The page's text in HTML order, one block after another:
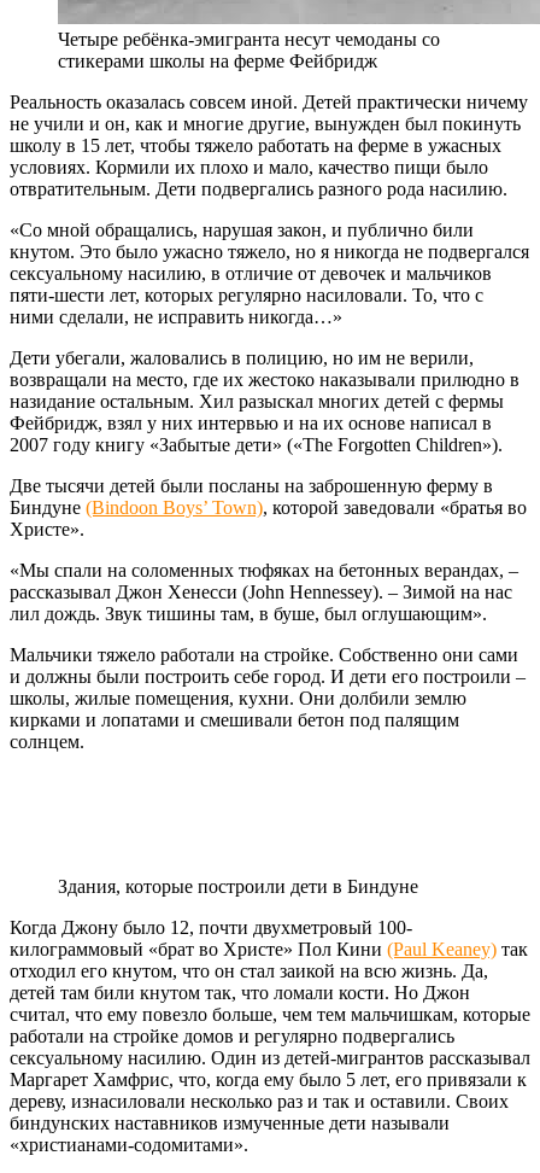
Четыре ребёнка-эмигранта несут чемоданы со
стикерами школы на ферме Фейбридж
Реальность оказалась совсем иной. Детей практически ничему
не учили и он, как и многие другие, вынужден был покинуть
школу в 15 лет, чтобы тяжело работать на ферме в ужасных
условиях. Кормили их плохо и мало, качество пищи было
отвратительным. Дети подвергались разного рода насилию.
«Со мной обращались, нарушая закон, и публично били
кнутом. Это было ужасно тяжело, но я никогда не подвергался
сексуальному насилию, в отличие от девочек и мальчиков
пяти-шести лет, которых регулярно насиловали. То, что с
ними сделали, не исправить никогда…»
Дети убегали, жаловались в полицию, но им не верили,
возвращали на место, где их жестоко наказывали прилюдно в
назидание остальным. Хил разыскал многих детей с фермы
Фейбридж, взял у них интервью и на их основе написал в
2007 году книгу «Забытые дети» («The Forgotten Children»).
Две тысячи детей были посланы на заброшенную ферму в
Биндуне (Bindoon Boys’ Town), которой заведовали «братья во
Христе».
«Мы спали на соломенных тюфяках на бетонных верандах, –
рассказывал Джон Хенесси (John Hennessey). – Зимой на нас
лил дождь. Звук тишины там, в буше, был оглушающим».
Мальчики тяжело работали на стройке. Собственно они сами
и должны были построить себе город. И дети его построили –
школы, жилые помещения, кухни. Они долбили землю
кирками и лопатами и смешивали бетон под палящим
солнцем.
Здания, которые построили дети в Биндуне
Когда Джону было 12, почти двухметровый 100-
килограммовый «брат во Христе» Пол Кини (Paul Keaney) так
отходил его кнутом, что он стал заикой на всю жизнь. Да,
детей там били кнутом так, что ломали кости. Но Джон
считал, что ему повезло больше, чем тем мальчишкам, которые
работали на стройке домов и регулярно подвергались
сексуальному насилию. Один из детей-мигрантов рассказывал
Маргарет Хамфрис, что, когда ему было 5 лет, его привязали к
дереву, изнасиловали несколько раз и так и оставили. Своих
биндунских наставников измученные дети называли
«христианами-содомитами».